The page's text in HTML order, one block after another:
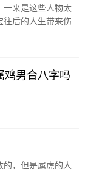
一来是这些人物太
后的人生带来伤
鸡男合八字吗
，但是属虎的人